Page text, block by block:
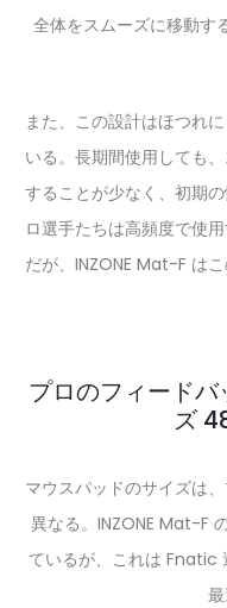
全体をスムーズに移動す
また、この設計はほつれ
いる。長期間使用しても
することが少なく、初期
ロ選手たちは高頻度で使
だが、INZONE Mat-F は
プロのフィード
ズ
マウスパッドのサイズは
異なる。INZONE Mat-F
ているが、これは Fnatic